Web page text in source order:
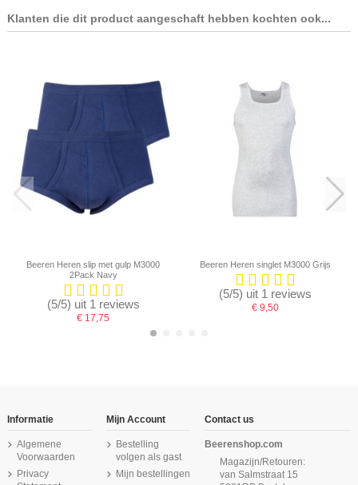
Klanten die dit product aangeschaft hebben kochten ook...
Beeren Heren slip met gulp M3000
2Pack Navy
(5/5) uit 1 reviews
€ 17,75
Beeren Heren singlet M3000 Grijs
(5/5) uit 1 reviews
€ 9,50
Informatie
Algemene
Voorwaarden
Privacy
Mijn Account
Bestelling
volgen als gast
Mijn bestellingen
Contact us
Beerenshop.com
Magazijn/Retouren:
van Salmstraat 15